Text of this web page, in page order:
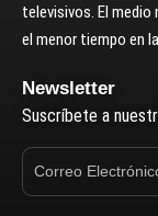
televisivos. El
el menor tiempo en
Newsletter
Suscríbete a